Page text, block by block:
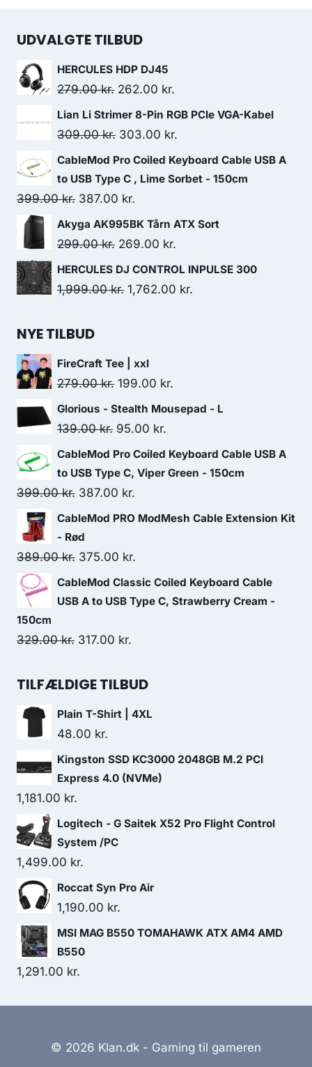
UDVALGTE TILBUD
HERCULES HDP DJ45
279.00kr. Original
price
was:
262.00 kr.
price
is:
Lian Li Strimer 8-Pin RGB PCIe VGA-Kabel
309.00kr. Original
price
was:
309.00 kr..
303.00 kr.
price
is:
CableMod Pro Coiled Keyboard Cable USB A
to USB Type C , Lime Sorbet - 150cm
399.00kr. Original
price
was:
387.00 kr.
price
is:
Akyga AK995BK Tårn ATX Sort
299.00kr. Original
price
was:
269.00 kr.
price
is:
HERCULES DJ CONTROL INPULSE 300
1,999.00kr. Original
1,762.00 kr.
NYE TILBUD
FireCraft Tee | xxl
279.00kr. Original
price
was:
199.00 kr.
price
Glorious - Stealth Mousepad - L
139.00kr. Original
price
was:
139.00 kr..
95.00 kr.
price
is:
CableMod Pro Coiled Keyboard Cable USB A
to USB Type C, Viper Green - 150cm
399.00kr. Original
price
was:
399.00 kr..
387.00 kr.
price
CableMod PRO ModMesh Cable Extension Kit
- Rød
389.00kr. Original
price
was:
375.00 kr.
price
is:
CableMod Classic Coiled Keyboard Cable
USB A to USB Type C, Strawberry Cream -
150cm
329.00kr. Original
was:
317.00 kr.
is:
TILFÆLDIGE TILBUD
Plain T-Shirt | 4XL
48.00 kr.
Kingston SSD KC3000 2048GB M.2 PCI
Express 4.0 (NVMe)
1,181.00 kr.
Logitech - G Saitek X52 Pro Flight Control
System /PC
1,499.00 kr.
Roccat Syn Pro Air
1,190.00 kr.
MSI MAG B550 TOMAHAWK ATX AM4 AMD
B550
1,291.00 kr.
© 2026 Klan.dk - Gaming til gameren